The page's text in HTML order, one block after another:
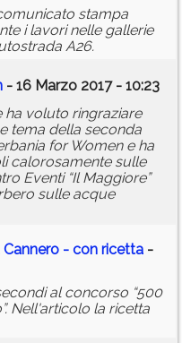
stampa
i lavori nelle gallerie
A26.
- 16 Marzo 2017 - 10:23
ha voluto ringraziare
tema della seconda
for Women e ha
calorosamente sulle
Eventi “Il Maggiore”
sulle acque
- con ricetta -
al concorso “500
Nell'articolo la ricetta